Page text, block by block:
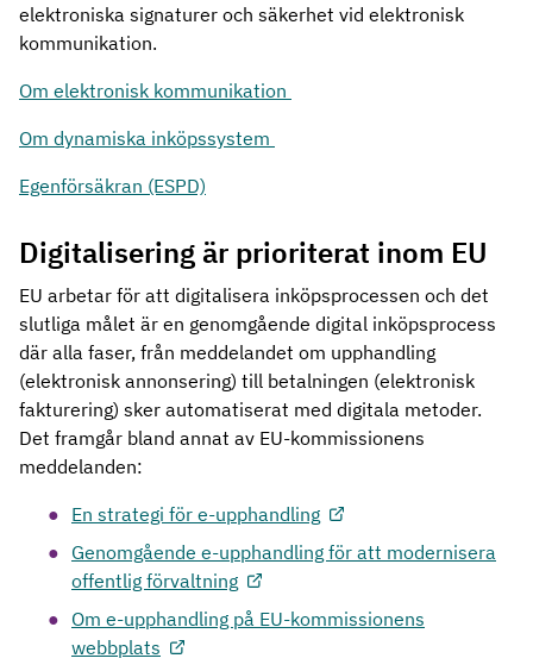
elektroniska signaturer och säkerhet vid elektronisk
kommunikation.
Om elektronisk kommunikation
Om dynamiska inköpssystem
Egenförsäkran (ESPD)
Digitalisering är prioriterat inom EU
EU arbetar för att digitalisera inköpsprocessen och det
slutliga målet är en genomgående digital inköpsprocess
där alla faser, från meddelandet om upphandling
(elektronisk annonsering) till betalningen (elektronisk
fakturering) sker automatiserat med digitala metoder.
Det framgår bland annat av EU-kommissionens
meddelanden:
En strategi för e-upphandling
Genomgående e-upphandling för att modernisera
offentlig förvaltning
Om e-upphandling på EU-kommissionens
webbplats